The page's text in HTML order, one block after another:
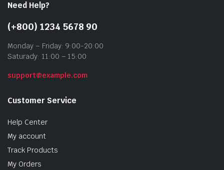
Need Help?
(+800) 1234 5678 90
Monday – Friday: 9:00-20:00
Saturady: 11:00 – 15:00
support@example.com
Customer Service
Help Center
My account
Track Products
My Orders